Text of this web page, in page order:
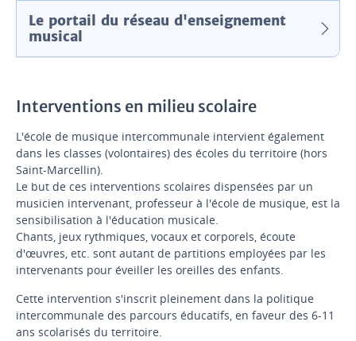
Le portail du réseau d'enseignement
musical
Interventions en milieu scolaire
L'école de musique intercommunale intervient également
dans les classes (volontaires) des écoles du territoire (hors
Saint-Marcellin).
Le but de ces interventions scolaires dispensées par un
musicien intervenant, professeur à l'école de musique, est la
sensibilisation à l'éducation musicale.
Chants, jeux rythmiques, vocaux et corporels, écoute
d'œuvres, etc. sont autant de partitions employées par les
intervenants pour éveiller les oreilles des enfants.
Cette intervention s'inscrit pleinement dans la politique
intercommunale des parcours éducatifs, en faveur des 6-11
ans scolarisés du territoire.